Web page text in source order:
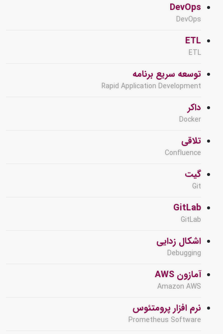
DevOps
DevOps
ETL
ETL
توسعه سریع برنامه
Rapid Application Development
داکر
Docker
تلاقی
Confluence
گیت
Git
GitLab
GitLab
اشکال زدایی
Debugging
آمازون AWS
Amazon AWS
نرم افزار پرومتئوس
Prometheus Software